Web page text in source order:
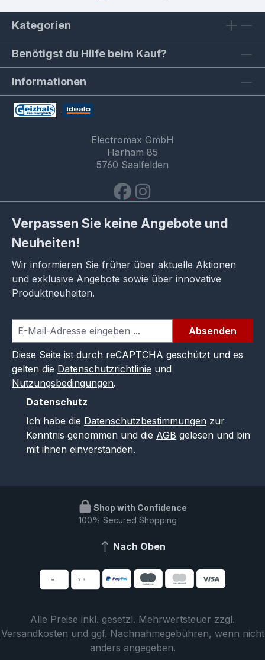
Kategorien
Benötigst du Hilfe beim Kauf?
Informationen
Electromax GmbH
Harham 85
5760 Saalfelden
Verpassen Sie keine Angebote und
Neuheiten!
Wir informieren Sie früher über aktuelle Aktionen
und exklusive Angebote sowie über innovative
Produktneuheiten.
Absenden
Diese Seite ist durch reCAPTCHA geschützt und es
gelten die Datenschutzrichtlinie und
Nutzungsbedingungen.
Datenschutz
Ich habe die Datenschutzbestimmungen zur
Kenntnis genommen und die AGB gelesen und bin
mit ihnen einverstanden.
Shop with Confidence
100% Secured Shopping
Nach Oben
Alle Preise inkl. gesetzl. Mehrwertsteuer zzgl.
Versandkosten und ggf. Nachnahmegebühren, wenn nicht
anders angegeben.